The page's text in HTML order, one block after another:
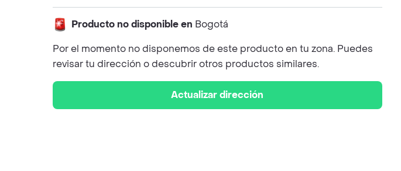
Producto no disponible en Bogotá
Por el momento no disponemos de este producto en tu zona. Puedes
revisar tu dirección o descubrir otros productos similares.
Actualizar dirección